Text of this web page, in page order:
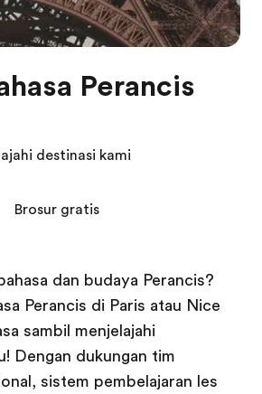
Perancis
dan budaya Perancis?
Perancis di Paris atau Nice
sambil menjelajahi
Dengan dukungan tim
sistem pembelajaran les
destinasi kami
Brosur gratis